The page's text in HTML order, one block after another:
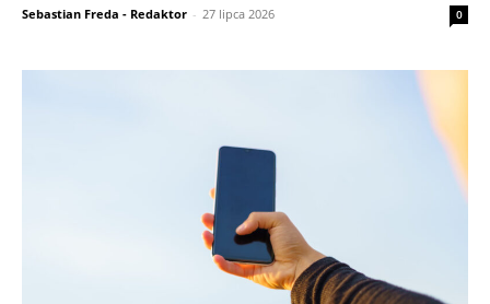
Sebastian Freda - Redaktor - 27 lipca 2026 0